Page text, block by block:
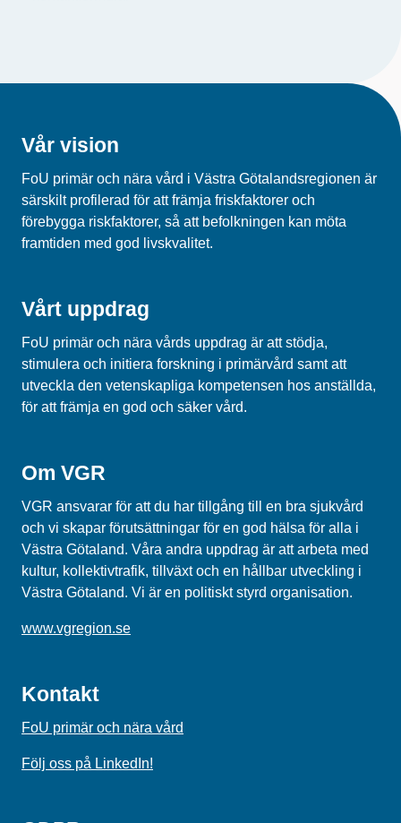
Vår vision
FoU primär och nära vård i Västra Götalandsregionen är
särskilt profilerad för att främja friskfaktorer och
förebygga riskfaktorer, så att befolkningen kan möta
framtiden med god livskvalitet.
Vårt uppdrag
FoU primär och nära vårds uppdrag är att stödja,
stimulera och initiera forskning i primärvård samt att
utveckla den vetenskapliga kompetensen hos anställda,
för att främja en god och säker vård.
Om VGR
VGR ansvarar för att du har tillgång till en bra sjukvård
och vi skapar förutsättningar för en god hälsa för alla i
Västra Götaland. Våra andra uppdrag är att arbeta med
kultur, kollektivtrafik, tillväxt och en hållbar utveckling i
Västra Götaland. Vi är en politiskt styrd organisation.
www.vgregion.se
Kontakt
FoU primär och nära vård
Följ oss på LinkedIn!